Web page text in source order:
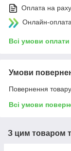
Оплата на
Онлайн-
Всі умови оплати
Умови
Повернення
Всі умови
З цим товаром